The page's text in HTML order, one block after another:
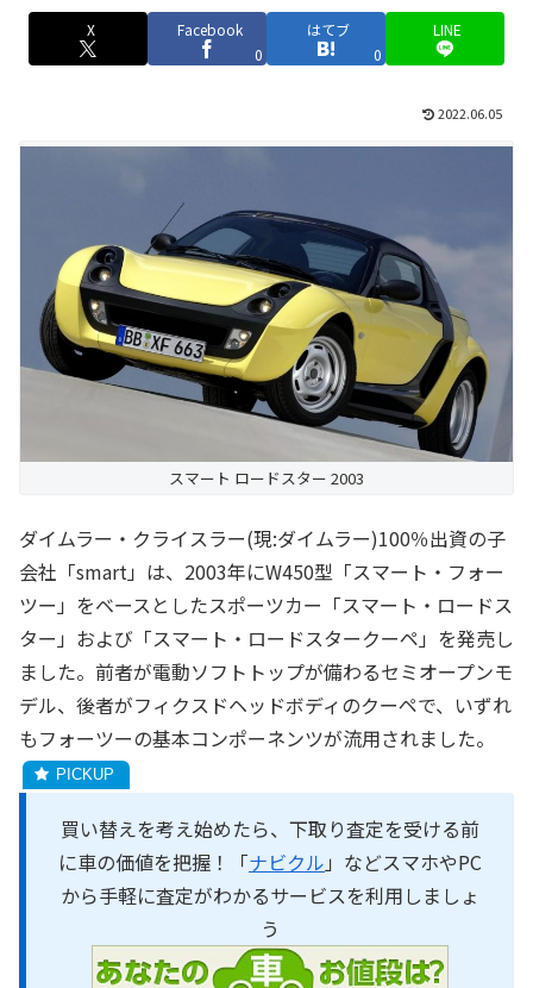
X
Facebook
0
はてブ
0
LINE
2022.06.05
スマート ロードスター 2003
ダイムラー・クライスラー(現:ダイムラー)100％出資の子
会社「smart」は、2003年にW450型「スマート・フォー
ツー」をベースとしたスポーツカー「スマート・ロードス
ター」および「スマート・ロードスタークーペ」を発売し
ました。前者が電動ソフトトップが備わるセミオープンモ
デル、後者がフィクスドヘッドボディのクーペで、いずれ
もフォーツーの基本コンポーネンツが流用されました。
買い替えを考え始めたら、下取り査定を受ける前
に車の価値を把握！「ナビクル 」などスマホやPC
から手軽に査定がわかるサービスを利用しましょ
う